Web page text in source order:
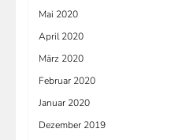
Mai 2020
April 2020
März 2020
Februar 2020
Januar 2020
Dezember 2019